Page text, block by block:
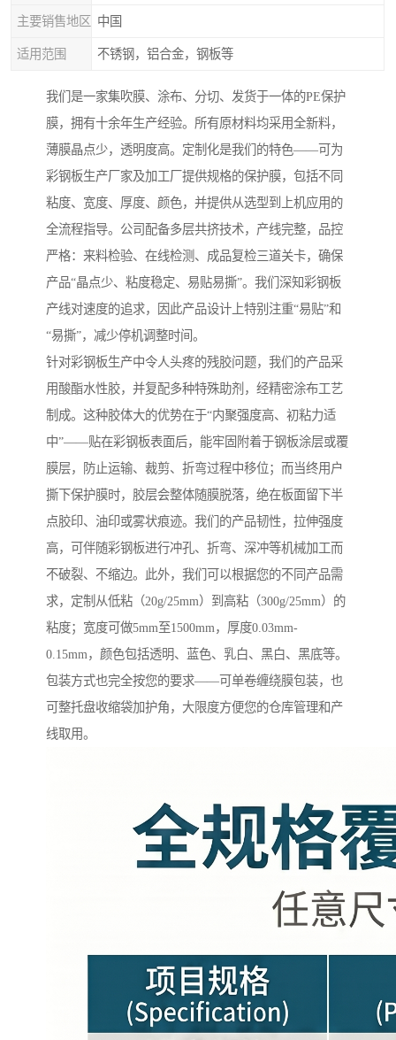
主要销售地区 中国
适用范围 不锈钢，铝合金，钢板等
我们是一家集吹膜、涂布、分切、发货于一体的PE保护
膜，拥有十余年生产经验。所有原材料均采用全新料，
薄膜晶点少，透明度高。定制化是我们的特色——可为
彩钢板生产厂家及加工厂提供规格的保护膜，包括不同
粘度、宽度、厚度、颜色，并提供从选型到上机应用的
全流程指导。公司配备多层共挤技术，产线完整，品控
严格：来料检验、在线检测、成品复检三道关卡，确保
产品“晶点少、粘度稳定、易贴易撕”。我们深知彩钢板
产线对速度的追求，因此产品设计上特别注重“易贴”和
“易撕”，减少停机调整时间。
针对彩钢板生产中令人头疼的残胶问题，我们的产品采
用酸酯水性胶，并复配多种特殊助剂，经精密涂布工艺
制成。这种胶体大的优势在于“内聚强度高、初粘力适
中”——贴在彩钢板表面后，能牢固附着于钢板涂层或覆
膜层，防止运输、裁剪、折弯过程中移位；而当终用户
撕下保护膜时，胶层会整体随膜脱落，绝在板面留下半
点胶印、油印或雾状痕迹。我们的产品韧性，拉伸强度
高，可伴随彩钢板进行冲孔、折弯、深冲等机械加工而
不破裂、不缩边。此外，我们可以根据您的不同产品需
求，定制从低粘（20g/25mm）到高粘（300g/25mm）的
粘度；宽度可做5mm至1500mm，厚度0.03mm-
0.15mm，颜色包括透明、蓝色、乳白、黑白、黑底等。
包装方式也完全按您的要求——可单卷缠绕膜包装，也
可整托盘收缩袋加护角，大限度方便您的仓库管理和产
线取用。